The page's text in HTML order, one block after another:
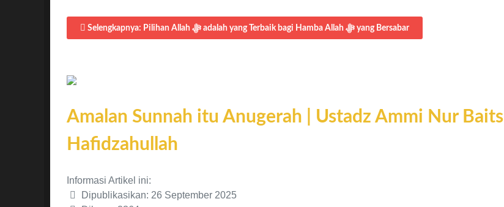
Selengkapnya: Pilihan Allah ﷻ adalah yang Terbaik bagi Hamba Allah ﷻ yang Bersabar
Amalan Sunnah itu Anugerah | Ustadz Ammi Nur Baits
Hafidzahullah
Informasi Artikel ini:
Dipublikasikan: 26 September 2025